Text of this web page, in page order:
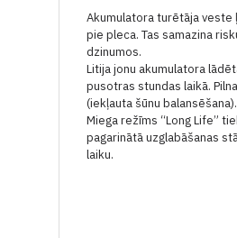
Akumulatora turētāja
pie pleca. Tas samazina
dzinumos.
Litija jonu akumulatora
pusotras stundas laikā.
(iekļauta šūnu balansēšana).
Miega režīms “Long Life”
pagarinātā uzglabāšanas
laiku.